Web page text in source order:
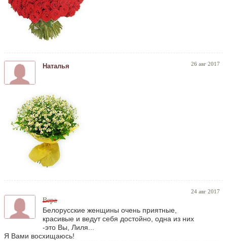
26 авг 2017
Наталья
24 авг 2017
Вера
Белорусские женщины очень приятные,
красивые и ведут себя достойно, одна из них
-это Вы, Лиля...
Я Вами восхищаюсь!